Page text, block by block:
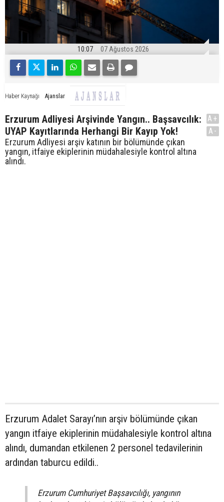
10:07 07 Ağustos 2026
Haber Kaynağı Ajanslar
Erzurum Adliyesi Arşivinde Yangın.. Başsavcılık:
UYAP Kayıtlarında Herhangi Bir Kayıp Yok!
Erzurum Adliyesi arşiv katının bir bölümünde çıkan
yangın, itfaiye ekiplerinin müdahalesiyle kontrol altına
alındı.
A+
A-
Erzurum Adalet Sarayı’nın arşiv bölümünde çıkan
yangın itfaiye ekiplerinin müdahalesiyle kontrol altına
alındı, dumandan etkilenen 2 personel tedavilerinin
ardından taburcu edildi..
Erzurum Cumhuriyet Başsavcılığı, yangının